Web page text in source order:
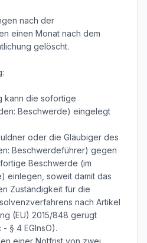
nach der
einen Monat nach dem
gelöscht.
kann die sofortige
Beschwerde) eingelegt
oder die Gläubiger des
Beschwerdeführer) gegen
Beschwerde (im
einlegen, soweit damit das
Zuständigkeit für die
nach Artikel
(EU) 2015/848 gerügt
§ 4 EGInsO).
einer Notfrist von zwei